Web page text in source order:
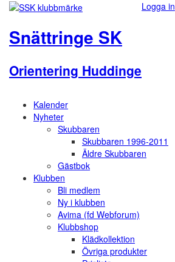
Logga in
Snättringe SK
Orientering Huddinge
Kalender
Nyheter
Skubbaren
Skubbaren 1996-2011
Äldre Skubbaren
Gästbok
Klubben
Bli medlem
Ny i klubben
Avima (fd Webforum)
Klubbshop
Klädkollektion
Övriga produkter